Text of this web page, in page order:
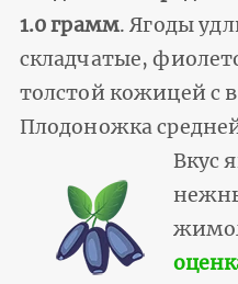
1.0 грамм. Ягоды
складчатые,
толстой кожицей с
Плодоножка
Вкус